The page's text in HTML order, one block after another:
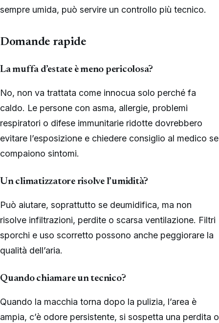
sempre umida, può servire un controllo più tecnico.
Domande rapide
La muffa d’estate è meno pericolosa?
No, non va trattata come innocua solo perché fa
caldo. Le persone con asma, allergie, problemi
respiratori o difese immunitarie ridotte dovrebbero
evitare l’esposizione e chiedere consiglio al medico se
compaiono sintomi.
Un climatizzatore risolve l’umidità?
Può aiutare, soprattutto se deumidifica, ma non
risolve infiltrazioni, perdite o scarsa ventilazione. Filtri
sporchi e uso scorretto possono anche peggiorare la
qualità dell’aria.
Quando chiamare un tecnico?
Quando la macchia torna dopo la pulizia, l’area è
ampia, c’è odore persistente, si sospetta una perdita o